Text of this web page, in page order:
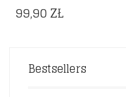
99,90ZŁ
Bestsellers